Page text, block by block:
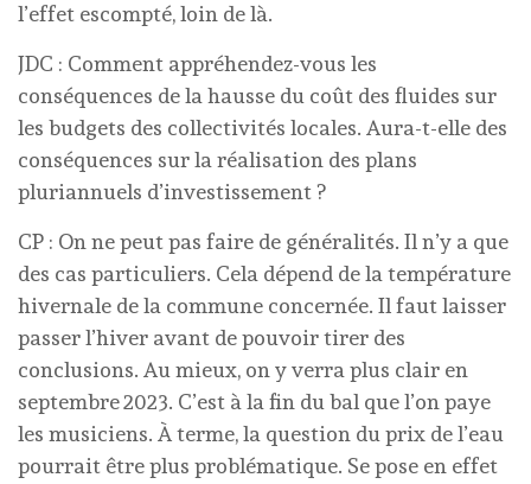
l’effet escompté, loin de là.
JDC : Comment appréhendez-vous les
conséquences de la hausse du coût des fluides sur
les budgets des collectivités locales. Aura-t-elle des
conséquences sur la réalisation des plans
pluriannuels d’investissement ?
CP : On ne peut pas faire de généralités. Il n’y a que
des cas particuliers. Cela dépend de la température
hivernale de la commune concernée. Il faut laisser
passer l’hiver avant de pouvoir tirer des
conclusions. Au mieux, on y verra plus clair en
septembre 2023. C’est à la fin du bal que l’on paye
les musiciens. À terme, la question du prix de l’eau
pourrait être plus problématique. Se pose en effet